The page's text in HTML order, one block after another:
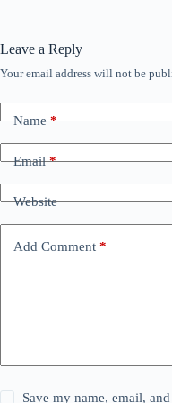
Leave a Reply
Your email address will not be
Name*
Email*
Website
Add Comment *
Save my name, email,